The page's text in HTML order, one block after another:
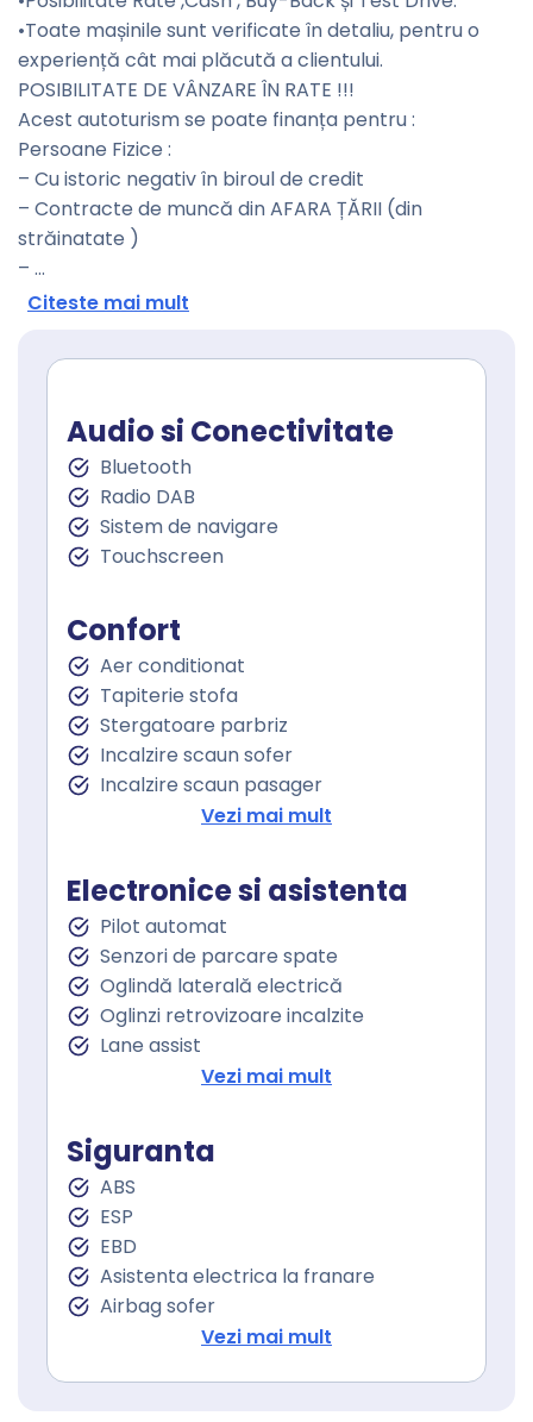
•Toate mașinile sunt verificate în detaliu, pentru o
experiență cât mai plăcută a clientului.
POSIBILITATE DE VÂNZARE ÎN RATE !!!
Acest autoturism se poate finanța pentru :
Persoane Fizice :
– Cu istoric negativ în biroul de credit
– Contracte de muncă din AFARA ȚĂRII (din
străinatate )
– ...
Citeste mai mult
Audio si Conectivitate
Bluetooth
Radio DAB
Sistem de navigare
Touchscreen
Confort
Aer conditionat
Tapiterie stofa
Stergatoare parbriz
Incalzire scaun sofer
Incalzire scaun pasager
Volan de piele
Volan cu comenzi
Senzor ploaie
Geamuri fata electrice
Geamuri spate electrice
Vezi mai mult
Electronice si asistenta
Pilot automat
Senzori de parcare spate
Oglindă laterală electrică
Oglinzi retrovizoare incalzite
Lane assist
Asistenta la franare
Stopuri LED
Sistem Start Stop
Senzori presiune roti
Frana parcare electrica
Servodirecţie
Vezi mai mult
Siguranta
ABS
ESP
EBD
Asistenta electrica la franare
Airbag sofer
Airbag pasagerVezi mai mult